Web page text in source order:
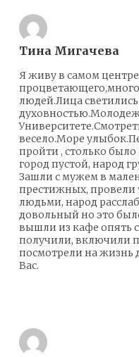
Тина Мигачева
Я живу в самом центре
людей.Лица светились
весело.Море
пройти , столько
город пустой, народ
Зашли с мужем в
престижных, провели
людьми, народ
довольный но это
вышли из кафе опять
получили, включили
посмотрели на жизнь
Вас.